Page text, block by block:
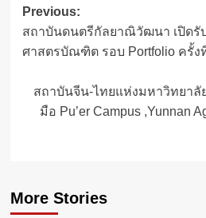
Post
navigation
Previous:
สถาบันดนตรีกัลยาณิวัฒนา เปิดรั
ศาสตรบัณฑิต รอบ Portfolio ครั้ง
สถาบันจีน-ไทยแห่งมหาวิทยาลั
มือ Pu’er Campus ,Yunnan
More Stories